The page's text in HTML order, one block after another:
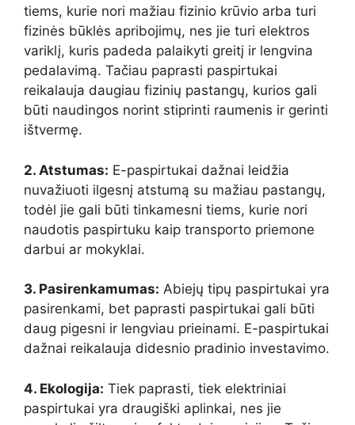
tiems, kurie nori mažiau fizinio krūvio arba turi
fizinės būklės apribojimų, nes jie turi elektros
variklį, kuris padeda palaikyti greitį ir lengvina
pedalavimą. Tačiau paprasti paspirtukai
reikalauja daugiau fizinių pastangų, kurios gali
būti naudingos norint stiprinti raumenis ir gerinti
ištvermę.
2. Atstumas: E-paspirtukai dažnai leidžia
nuvažiuoti ilgesnį atstumą su mažiau pastangų,
todėl jie gali būti tinkamesni tiems, kurie nori
naudotis paspirtuku kaip transporto priemone
darbui ar mokyklai.
3. Pasirenkamumas: Abiejų tipų paspirtukai yra
pasirenkami, bet paprasti paspirtukai gali būti
daug pigesni ir lengviau prieinami. E-paspirtukai
dažnai reikalauja didesnio pradinio investavimo.
4. Ekologija: Tiek paprasti, tiek elektriniai
paspirtukai yra draugiški aplinkai, nes jie